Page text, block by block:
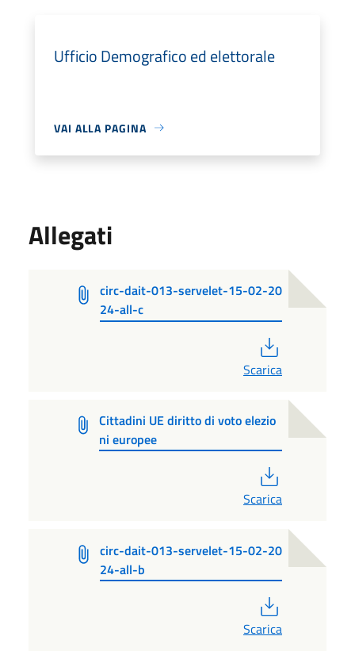
Ufficio Demografico ed elettorale
VAI ALLA PAGINA
Allegati
circ-dait-013-servelet-15-02-20
24-all-c
Scarica
Cittadini UE diritto di voto elezio
ni europee
Scarica
circ-dait-013-servelet-15-02-20
24-all-b
Scarica